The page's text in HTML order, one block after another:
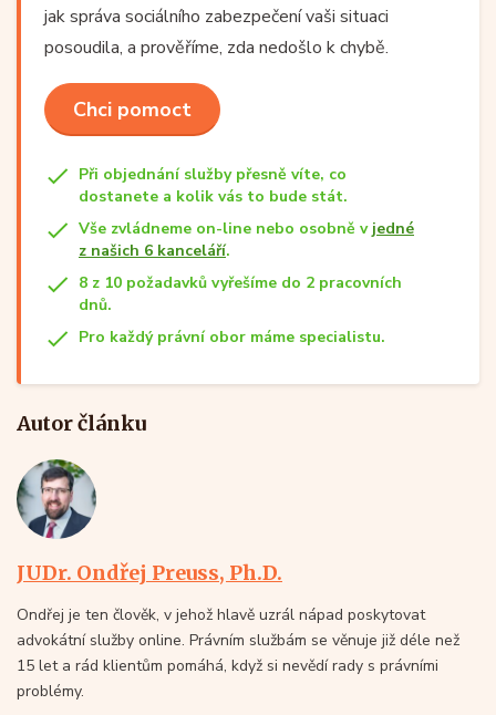
jak správa sociálního zabezpečení vaši situaci
posoudila, a prověříme, zda nedošlo k chybě.
Chci pomoct
Při objednání služby přesně víte, co
dostanete a kolik vás to bude stát.
Vše zvládneme on-line nebo osobně v jedné
z našich 6 kanceláří.
8 z 10 požadavků vyřešíme do 2 pracovních
dnů.
Pro každý právní obor máme specialistu.
Autor článku
JUDr. Ondřej Preuss, Ph.D.
Ondřej je ten člověk, v jehož hlavě uzrál nápad poskytovat
advokátní služby online. Právním službám se věnuje již déle než
15 let a rád klientům pomáhá, když si nevědí rady s právními
problémy.